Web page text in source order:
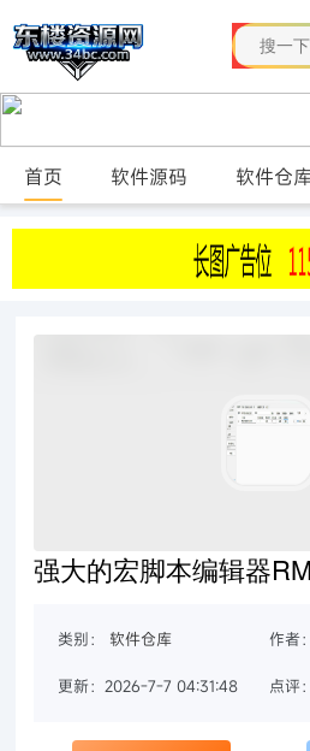
首页 软件源码 软件仓库
强大的宏脚本编辑器
类别： 软件仓库 作者
更新：2026-7-7 04:31:48 点评